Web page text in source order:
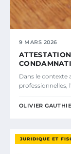
9 MARS 2026
Dans le contexte
professionnelles,
OLIVIER
JURIDIQUE ET